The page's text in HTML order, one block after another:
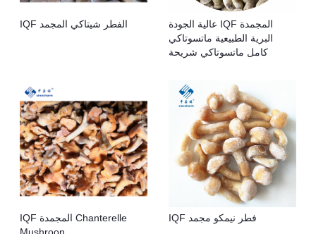
IQF الفطر شيتاكي المجمد
عالية الجودة IQF المجمدة
البرية الطبيعية ماتسوتاكي
كامل ماتسوتاكي شريحة
IQF المجمدة Chanterelle
IQF فطر نيمكو مجمد